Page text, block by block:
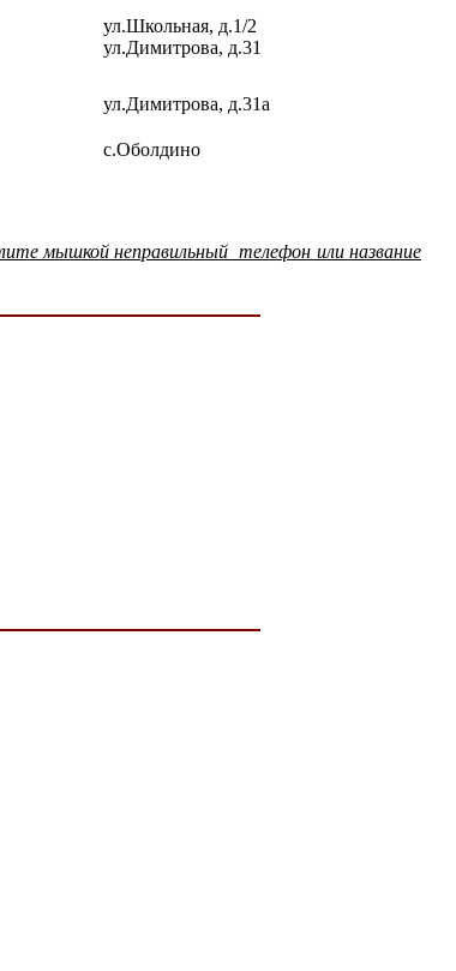
ул.Школьная, д.1/2
ул.Димитрова, д.31
ул.Димитрова, д.31а
с.Оболдино
мышкой неправильный телефон или название